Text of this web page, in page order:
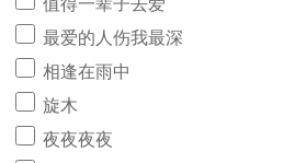
值得一辈子去爱
最爱的人伤我最深
相逢在雨中
旋木
夜夜夜夜